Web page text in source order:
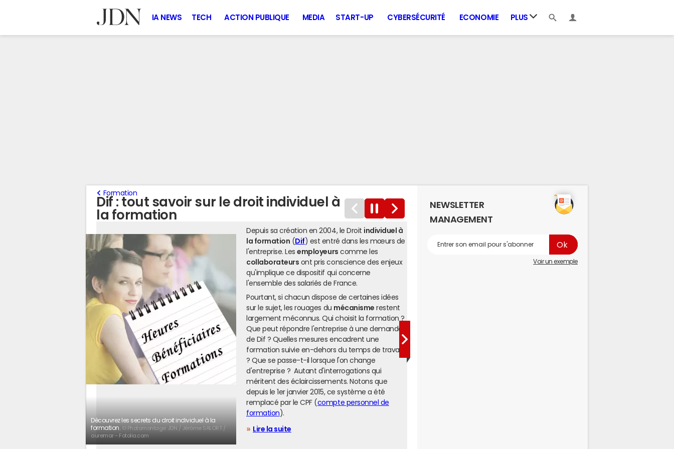
IA NEWS TECH ACTION PUBLIQUE MEDIA START-UP CYBERSÉCURITÉ ECONOMIE PLUS
Dif : tout savoir sur le droit individuel à
la formation
Formation
Découvrez les secrets du droit individuel à la
formation.
© Photomontage JDN / Jérôme SALORT /
auremar - Fotolia.com
Depuis sa création en 2004, le Droit individuel à
la formation ( Dif ) est entré dans les mœurs de
l'entreprise. Lesemployeurs comme les
collaborateurs ont pris conscience des enjeux
qu'implique ce dispositif qui concerne
l'ensemble des salariés de France.
Pourtant, si chacun dispose de certaines idées
sur le sujet, les rouages du mécanisme restent
largement méconnus. Qui choisit la formation ?
Que peut répondre l'entreprise à une demande
de Dif ? Quelles mesures encadrent une
formation suivie en-dehors du temps de travail
? Que se passe-t-il lorsque l'on change
d'entreprise ? Autant d'interrogations qui
méritent des éclaircissements. Notons que
depuis le 1er janvier 2015, ce système a été
remplacé par le CPF ( compte personnel de
formation ).
Lire la suite
NEWSLETTER
MANAGEMENT
Voir un exemple